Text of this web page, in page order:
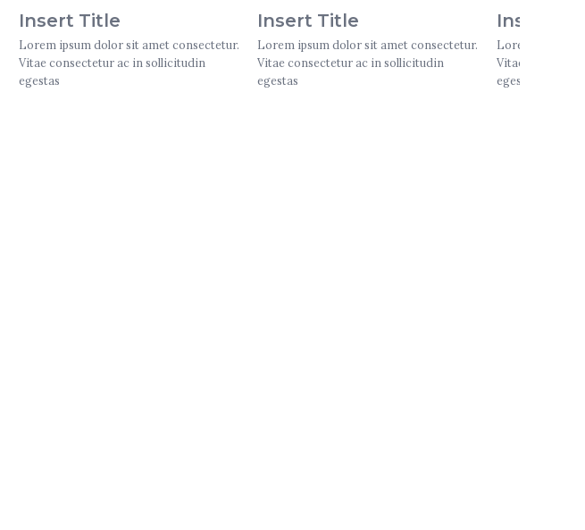
Insert Title
Lorem ipsum dolor sit amet consectetur.
Vitae consectetur ac in sollicitudin
egestas
Insert Title
Lorem ipsum dolor sit amet consectetur.
Vitae consectetur ac in sollicitudin
egestas
Insert
Lorem ipsum
Vitae
egestas